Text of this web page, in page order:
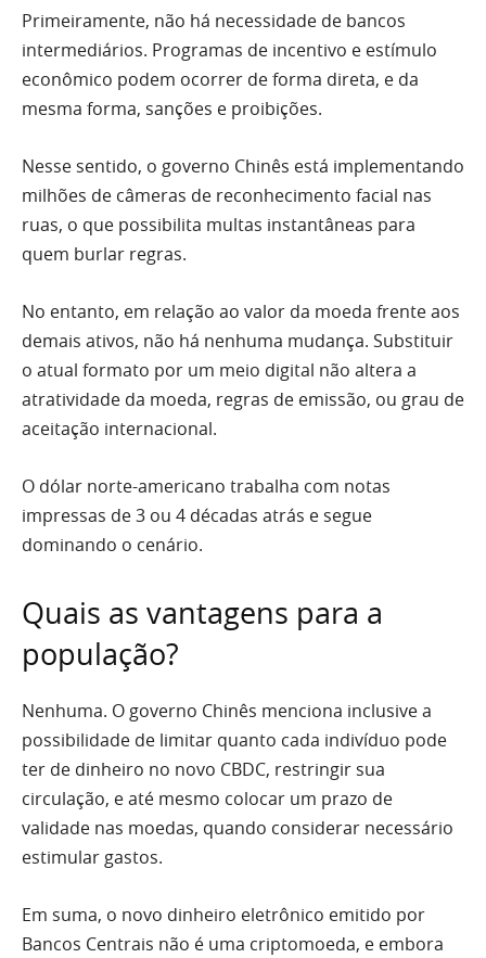
Primeiramente, não há necessidade de bancos
intermediários. Programas de incentivo e estímulo
econômico podem ocorrer de forma direta, e da
mesma forma, sanções e proibições.
Nesse sentido, o governo Chinês está implementando
milhões de câmeras de reconhecimento facial nas
ruas, o que possibilita multas instantâneas para
quem burlar regras.
No entanto, em relação ao valor da moeda frente aos
demais ativos, não há nenhuma mudança. Substituir
o atual formato por um meio digital não altera a
atratividade da moeda, regras de emissão, ou grau de
aceitação internacional.
O dólar norte-americano trabalha com notas
impressas de 3 ou 4 décadas atrás e segue
dominando o cenário.
Quais as vantagens para a
população?
Nenhuma. O governo Chinês menciona inclusive a
possibilidade de limitar quanto cada indivíduo pode
ter de dinheiro no novo CBDC, restringir sua
circulação, e até mesmo colocar um prazo de
validade nas moedas, quando considerar necessário
estimular gastos.
Em suma, o novo dinheiro eletrônico emitido por
Bancos Centrais não é uma criptomoeda, e embora